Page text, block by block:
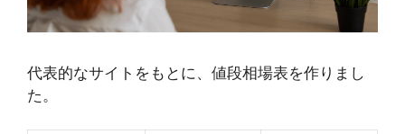
代表的なサイトをもとに、値段相場表を作りまし
た。